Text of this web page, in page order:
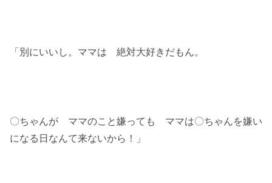
「別にいいし。ママは 絶対大好きだもん。
〇ちゃんが ママのこと嫌っても ママは〇ちゃんを嫌い
になる日なんて来ないから！」